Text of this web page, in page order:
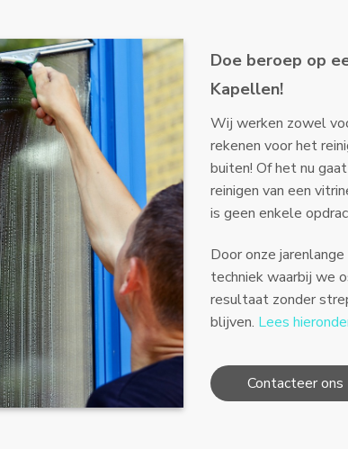
Doe beroep op
Kapellen!
Wij werken zowel
rekenen voor het
buiten! Of het nu
reinigen van een
is geen enkele
Door onze
techniek waarbij we
resultaat zonder
blijven. Lees
Contacteer ons